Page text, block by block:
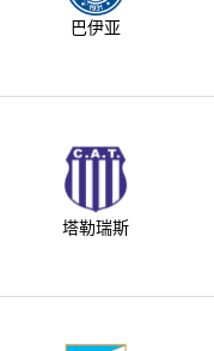
巴伊亚
塔勒瑞斯